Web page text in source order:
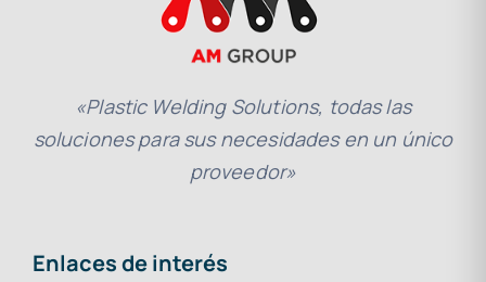
«Plastic Welding Solutions, todas las
soluciones para sus necesidades en un único
proveedor»
Enlaces de interés